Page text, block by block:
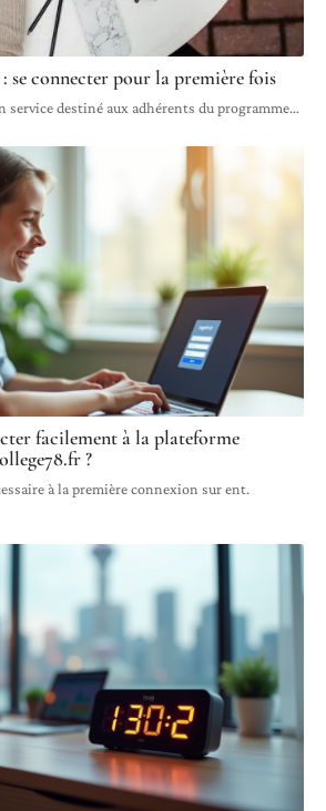
se connecter pour la première fois
service destiné aux adhérents du programme…
facilement à la plateforme
?
à la première connexion sur ent.